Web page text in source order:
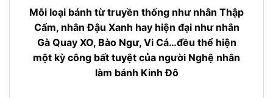
Mỗi loại bánh từ truyền thống như nhân Thập
Cẩm, nhân Đậu Xanh hay hiện đại như nhân
Gà Quay XO, Bào Ngư, Vi Cá…đều thể hiện
một kỳ công bất tuyệt của người Nghệ nhân
làm bánh Kinh Đô